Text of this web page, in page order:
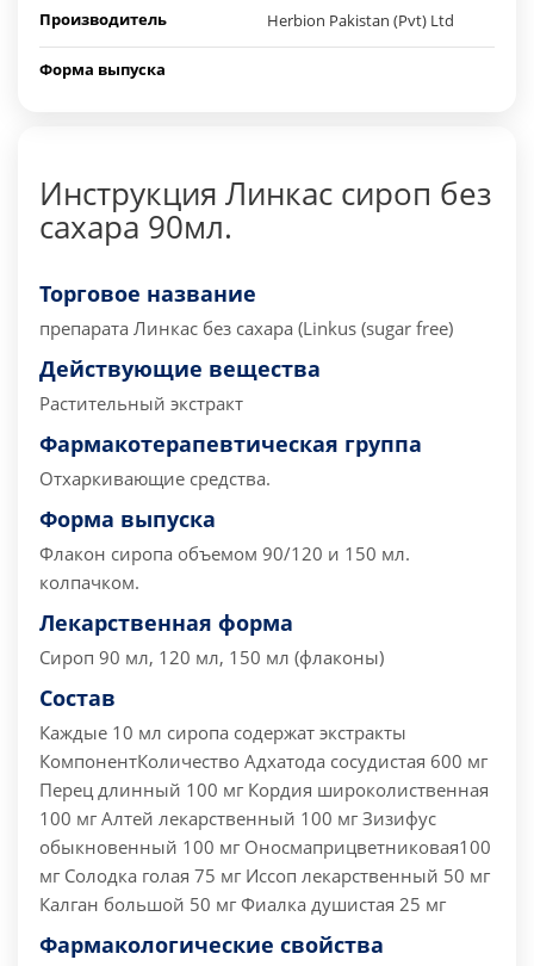
Производитель Herbion Pakistan (Pvt) Ltd
Форма выпуска
Инструкция Линкас сироп без
сахара 90мл.
Торговое название
препарата Линкас без сахара (Linkus (sugar free)
Действующие вещества
Растительный экстракт
Фармакотерапевтическая группа
Отхаркивающие средства.
Форма выпуска
Флакон сиропа объемом 90/120 и 150 мл.
колпачком.
Лекарственная форма
Сироп 90 мл, 120 мл, 150 мл (флаконы)
Состав
Каждые 10 мл сиропа содержат экстракты
КомпонентКоличество Адхатода сосудистая 600 мг
Перец длинный 100 мг Кордия широколиственная
100 мг Алтей лекарственный 100 мг Зизифус
обыкновенный 100 мг Оносмаприцветниковая100
мг Солодка голая 75 мг Иссоп лекарственный 50 мг
Калган большой 50 мг Фиалка душистая 25 мг
Фармакологические свойства